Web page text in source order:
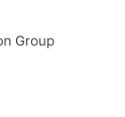
Group